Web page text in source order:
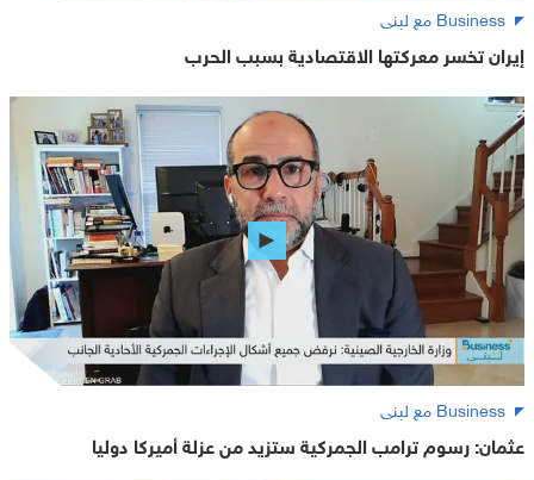
Business مع لبنى
إيران تخسر معركتها الاقتصادية بسبب الحرب
Business مع لبنى
عثمان: رسوم ترامب الجمركية ستزيد من عزلة أميركا دوليا